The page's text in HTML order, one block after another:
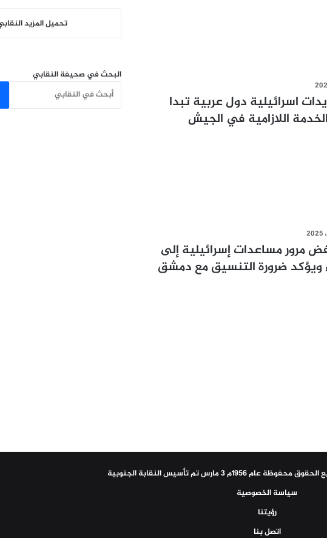
اسرائيلية دول عربية تبدا
اللازامية في الجيش
مرور مساعدات إسرائيلية إلى
ويؤكد ضرورة التنسيق مع دمشق
تحميل المزيد
البحث في صحيفة النقابي
سياسة الخصوصية
رؤيتنا
اتصل بنا